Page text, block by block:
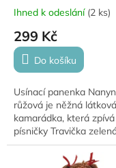
Ihned k odeslání (2 ks)
299 Kč
Do košíku
Usínací panenka
růžová je něžná látková
kamarádka, která zpívá
písničky Travička
ovečky a Halí belí. Po
bříška mluví a zpívá, čímž